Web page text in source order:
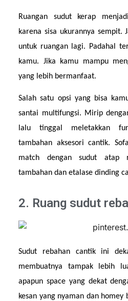
Ruangan sudut kerap
karena sisa ukurannya sempit.
untuk ruangan lagi. Padahal
kamu. Jika kamu mampu
yang lebih bermanfaat.
Salah satu opsi yang bisa
santai multifungsi. Mirip
lalu tinggal meletakkan
tambahan aksesori cantik.
match dengan sudut atap
tambahan dan etalase dinding
2. Ruang sudut
Sudut rebahan cantik ini
membuatnya tampak lebih
apapun space yang dekat
kesan yang nyaman dan